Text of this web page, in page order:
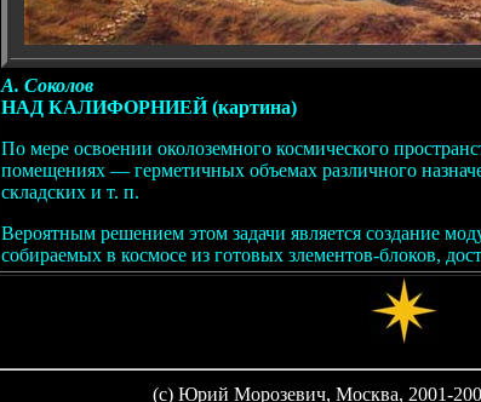
А. Соколов
НАД КАЛИФОРНИЕЙ (картина)
По мере освоении околоземного космического
помещениях — герметичных объемах различного
складских и т. п.
Вероятным решением этом задачи является создание
собираемых в космосе из готовых злементов-блоков,
(c) Юрий Морозевич, Москва, 2001-